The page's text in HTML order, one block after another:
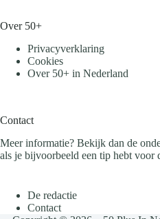
Over 50+
Privacyverklaring
Cookies
Over 50+ in Nederland
Contact
Meer informatie? Bekijk dan de
als je bijvoorbeeld een tip hebt voor
De redactie
Contact